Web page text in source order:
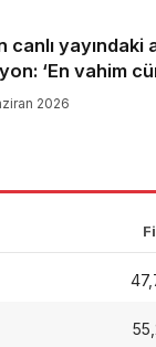
canlı yayındaki
‘En vahim
2026